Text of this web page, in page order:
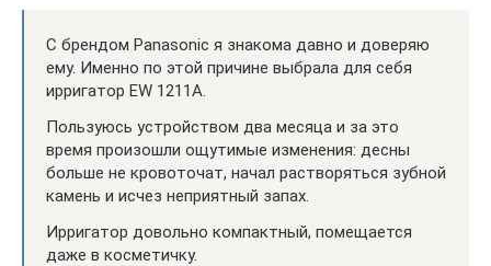
С брендом Panasonic я знакома давно и доверяю
ему. Именно по этой причине выбрала для себя
ирригатор EW 1211A.
Пользуюсь устройством два месяца и за это
время произошли ощутимые изменения: десны
больше не кровоточат, начал растворяться зубной
камень и исчез неприятный запах.
Ирригатор довольно компактный, помещается
даже в косметичку.